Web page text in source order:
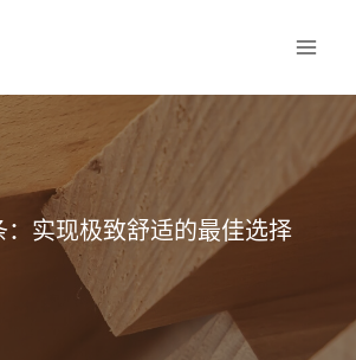
：实现极致舒适的最佳选择